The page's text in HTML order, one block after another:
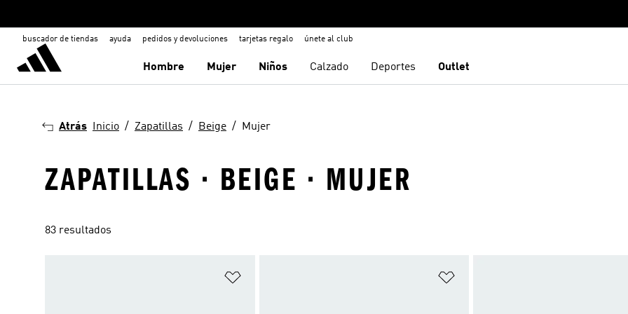
buscador de tiendas ayuda pedidos y devoluciones tarjetas regalo únete al club
Hombre Mujer Niños Calzado Deportes Outlet
Atrás Inicio Zapatillas Beige Mujer
ZAPATILLAS · BEIGE · MUJER
83 resultados